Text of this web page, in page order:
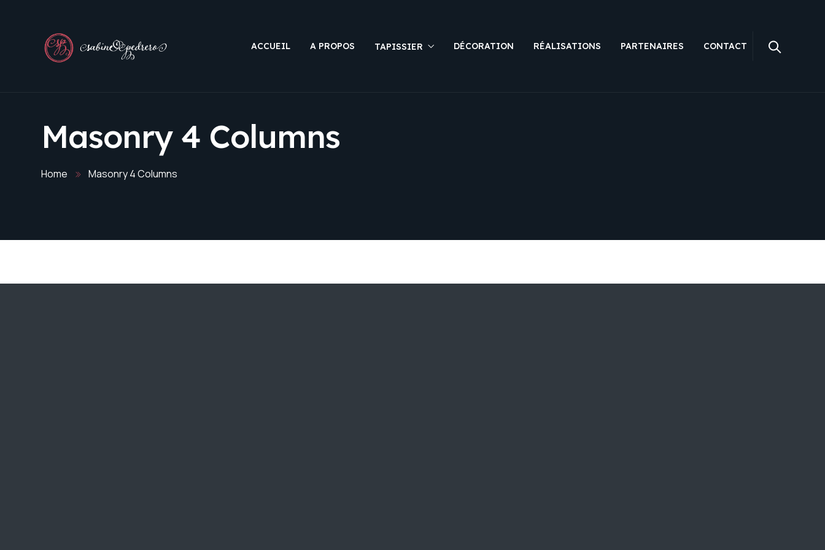
ACCUEIL A PROPOS TAPISSIER DÉCORATION RÉALISATIONS PARTENAIRES CONTACT
Masonry 4 Columns
Home Masonry 4 Columns